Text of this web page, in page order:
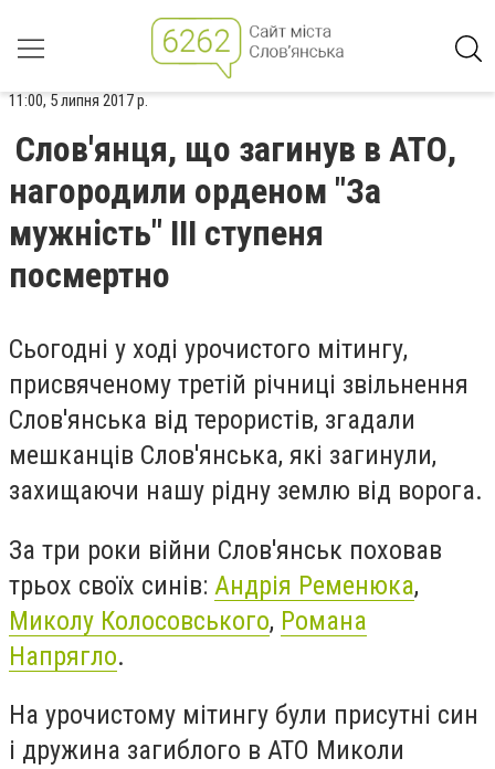
11:00, 5 липня 2017 р.
Слов'янця, що загинув в АТО,
нагородили орденом "За
мужність" ІІІ ступеня
посмертно
Сьогодні у ході урочистого мітингу,
присвяченому третій річниці звільнення
Слов'янська від терористів, згадали
мешканців Слов'янська, які загинули,
захищаючи нашу рідну землю від ворога.
За три роки війни Слов'янськ поховав
трьох своїх синів: Андрія Ременюка,
Миколу Колосовського, Романа
Напрягло.
На урочистому мітингу були присутні син
і дружина загиблого в АТО Миколи